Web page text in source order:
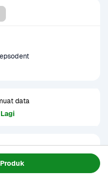
data
mengandung alkohol,